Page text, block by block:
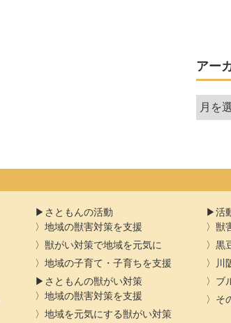
アー
ア
ー
ブ
さともんの活動
地域の獣害対策を支援
獣がい対策で地域を元気に
地域の子育て・子育ちを支援
さともんの獣がい対策
地域の獣害対策を支援
地域を元気にする獣がい対策
活
獣
黒
川
ブ
そ